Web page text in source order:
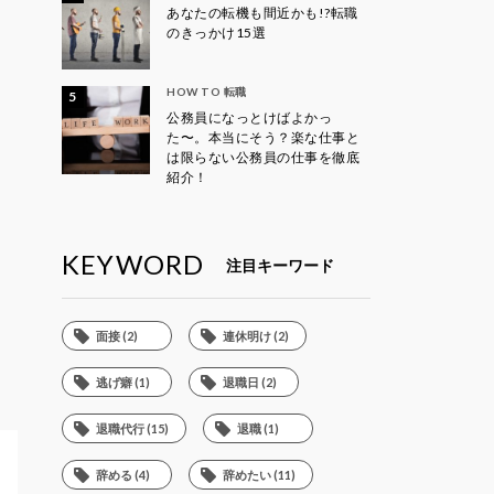
あなたの転機も間近かも!?転職
のきっかけ15選
HOW TO 転職
公務員になっとけばよかっ
た〜。本当にそう？楽な仕事と
は限らない公務員の仕事を徹底
紹介！
KEYWORD 注目キーワード
面接 (2) 連休明け (2)
逃げ癖 (1) 退職日 (2)
退職代行 (15) 退職 (1)
辞める (4) 辞めたい (11)